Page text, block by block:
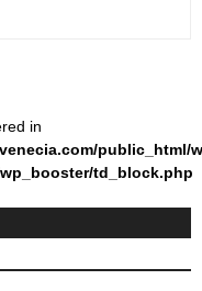
in
public_html/
td_block.php